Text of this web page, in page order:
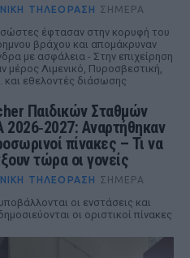
ΤΗΛΕΌΡΑΣΗ ΣΉΜΕΡΑ
έφτασαν στην κορυφή του
βράχου και απομάκρυναν
με ασφάλεια - Στην επιχείρηση
μέρος Λιμενικό, Πυροσβεστική,
και εθελοντές διάσωσης
Παιδικών Σταθμών
2026‑2027: Αναρτήθηκαν
πίνακες – Τι να
τώρα οι γονείς
ΤΗΛΕΌΡΑΣΗ ΣΉΜΕΡΑ
οι ενστάσεις και
οι οριστικοί πίνακες